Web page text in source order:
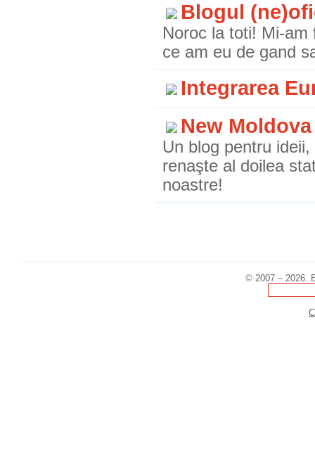
Blogul
Noroc la toti! Mi-
ce am eu de gand
Integrarea
New
Un blog pentru
renaşte al doilea
noastre!
© 2007 – 2026.